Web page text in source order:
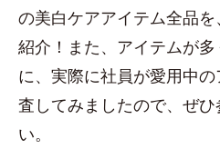
の美白ケアアイテム全品
紹介！また、アイテムが
に、実際に社員が愛用中
査してみましたので、ぜ
い。